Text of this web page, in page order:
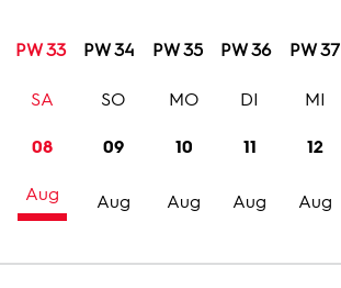
Programm
Trailer
Bilder
PW 33 PW 34 PW 35 PW 36 PW 37
08
Aug
SA
09
Aug
SO
10
Aug
MO
11
Aug
DI
12
Aug
MI